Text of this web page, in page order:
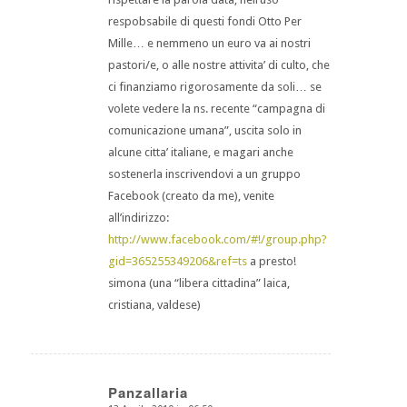
respobsabile di questi fondi Otto Per
Mille… e nemmeno un euro va ai nostri
pastori/e, o alle nostre attivita’ di culto, che
ci finanziamo rigorosamente da soli… se
volete vedere la ns. recente “campagna di
comunicazione umana”, uscita solo in
alcune citta’ italiane, e magari anche
sostenerla inscrivendovi a un gruppo
Facebook (creato da me), venite
all’indirizzo:
http://www.facebook.com/#!/group.php?
gid=365255349206&ref=tsa presto!
simona (una “libera cittadina” laica,
cristiana, valdese)
Panzallaria